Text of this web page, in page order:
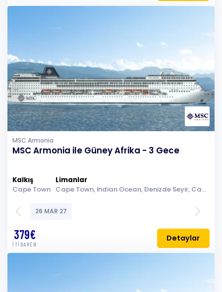
MSC Armonia
MSC Armonia ile Güney Afrika - 3 Gece
Kalkış
Cape Town
Limanlar
Cape Town, Indian Ocean, Denizde Seyir, Cape Town
arrow_back_ios 26 MAR 27 arrow_forward_ios
379€
İTİBAREN
Detaylar